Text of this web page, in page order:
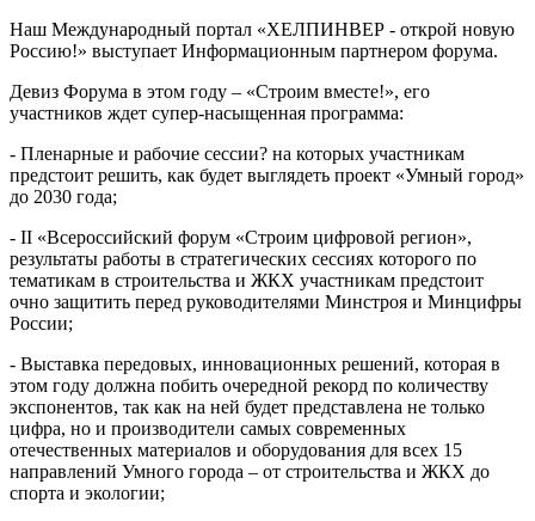
Наш Международный портал «ХЕЛПИНВЕР - открой новую
Россию!» выступает Информационным партнером форума.
Девиз Форума в этом году – «Строим вместе!», его
участников ждет супер-насыщенная программа:
- Пленарные и рабочие сессии? на которых участникам
предстоит решить, как будет выглядеть проект «Умный город»
до 2030 года;
- II «Всероссийский форум «Строим цифровой регион»,
результаты работы в стратегических сессиях которого по
тематикам в строительства и ЖКХ участникам предстоит
очно защитить перед руководителями Минстроя и Минцифры
России;
- Выставка передовых, инновационных решений, которая в
этом году должна побить очередной рекорд по количеству
экспонентов, так как на ней будет представлена не только
цифра, но и производители самых современных
отечественных материалов и оборудования для всех 15
направлений Умного города – от строительства и ЖКХ до
спорта и экологии;